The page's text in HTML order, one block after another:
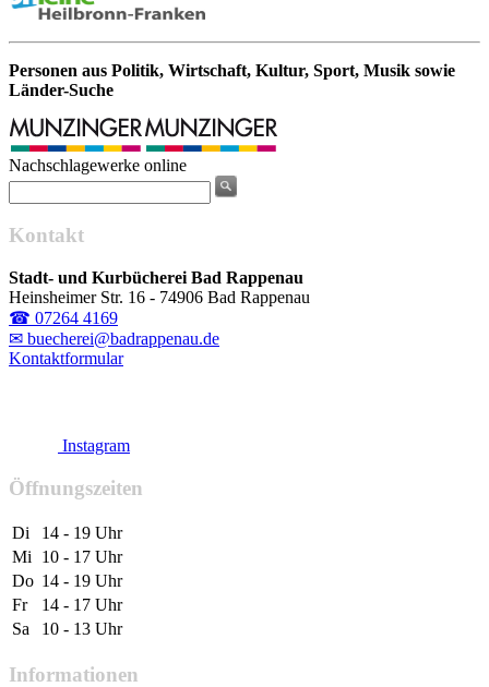
Personen aus Politik, Wirtschaft, Kultur, Sport, Musik sowie
Länder-Suche
Nachschlagewerke online
Kontakt
Stadt- und Kurbücherei Bad Rappenau
Heinsheimer Str. 16 - 74906 Bad Rappenau
☎ 07264 4169
✉ buecherei@badrappenau.de
Kontaktformular
Instagram
Öffnungszeiten
Di
14 - 19 Uhr
Mi
10 - 17 Uhr
Do 14 - 19 Uhr
Fr
14 - 17 Uhr
Sa
10 - 13 Uhr
Informationen